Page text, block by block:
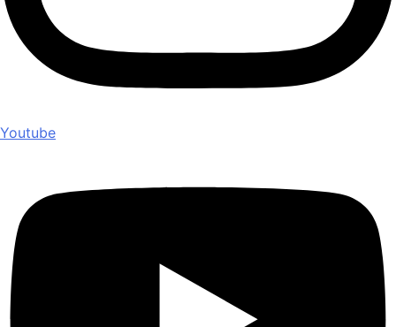
Youtube